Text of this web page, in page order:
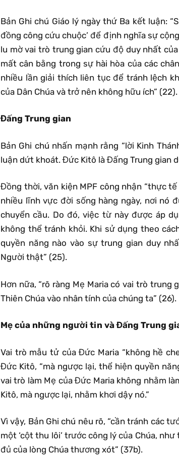
Bản Ghi chú Giáo lý ngày thứ Ba kết luận:
đồng công cứu chuộc’ để định nghĩa sự
lu mờ vai trò trung gian cứu độ duy nhất
mất cân bằng trong sự hài hòa của các
nhiều lần giải thích liên tục để tránh lệch
của Dân Chúa và trở nên không hữu ích” (22).
Đấng Trung gian
Bản Ghi chú nhấn mạnh rằng “lời Kinh
luận dứt khoát. Đức Kitô là Đấng Trung gian
Đồng thời, văn kiện MPF công nhận “thực
nhiều lĩnh vực đời sống hàng ngày, nơi nó
chuyển cầu. Do đó, việc từ này được áp
không thể tránh khỏi. Khi sử dụng theo
quyền năng nào vào sự trung gian duy
Người thật” (25).
Hơn nữa, “rõ ràng Mẹ Maria có vai trò
Thiên Chúa vào nhân tính của chúng ta” (26).
Mẹ của những người tin và Đấng Trung
Vai trò mẫu tử của Đức Maria “không hề
Đức Kitô, “mà ngược lại, thể hiện quyền
vai trò làm Mẹ của Đức Maria không nhằm
Kitô, mà ngược lại, nhằm khơi dậy nó.”
Vì vậy, Bản Ghi chú nêu rõ, “cần tránh các
một ‘cột thu lôi’ trước công lý của Chúa,
đủ của lòng Chúa thương xót” (37b).